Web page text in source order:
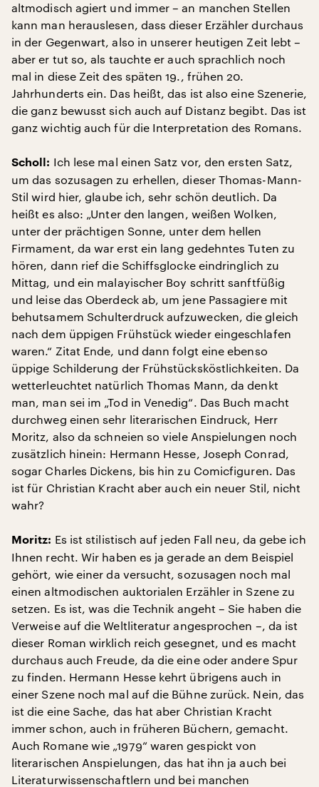
altmodisch agiert und immer – an manchen Stellen
kann man herauslesen, dass dieser Erzähler durchaus
in der Gegenwart, also in unserer heutigen Zeit lebt –
aber er tut so, als tauchte er auch sprachlich noch
mal in diese Zeit des späten 19., frühen 20.
Jahrhunderts ein. Das heißt, das ist also eine Szenerie,
die ganz bewusst sich auch auf Distanz begibt. Das ist
ganz wichtig auch für die Interpretation des Romans.
Scholl: Ich lese mal einen Satz vor, den ersten Satz,
um das sozusagen zu erhellen, dieser Thomas-Mann-
Stil wird hier, glaube ich, sehr schön deutlich. Da
heißt es also: „Unter den langen, weißen Wolken,
unter der prächtigen Sonne, unter dem hellen
Firmament, da war erst ein lang gedehntes Tuten zu
hören, dann rief die Schiffsglocke eindringlich zu
Mittag, und ein malayischer Boy schritt sanftfüßig
und leise das Oberdeck ab, um jene Passagiere mit
behutsamem Schulterdruck aufzuwecken, die gleich
nach dem üppigen Frühstück wieder eingeschlafen
waren.“ Zitat Ende, und dann folgt eine ebenso
üppige Schilderung der Frühstücksköstlichkeiten. Da
wetterleuchtet natürlich Thomas Mann, da denkt
man, man sei im „Tod in Venedig“. Das Buch macht
durchweg einen sehr literarischen Eindruck, Herr
Moritz, also da schneien so viele Anspielungen noch
zusätzlich hinein: Hermann Hesse, Joseph Conrad,
sogar Charles Dickens, bis hin zu Comicfiguren. Das
ist für Christian Kracht aber auch ein neuer Stil, nicht
wahr?
Moritz: Es ist stilistisch auf jeden Fall neu, da gebe ich
Ihnen recht. Wir haben es ja gerade an dem Beispiel
gehört, wie einer da versucht, sozusagen noch mal
einen altmodischen auktorialen Erzähler in Szene zu
setzen. Es ist, was die Technik angeht – Sie haben die
Verweise auf die Weltliteratur angesprochen –, da ist
dieser Roman wirklich reich gesegnet, und es macht
durchaus auch Freude, da die eine oder andere Spur
zu finden. Hermann Hesse kehrt übrigens auch in
einer Szene noch mal auf die Bühne zurück. Nein, das
ist die eine Sache, das hat aber Christian Kracht
immer schon, auch in früheren Büchern, gemacht.
Auch Romane wie „1979“ waren gespickt von
literarischen Anspielungen, das hat ihn ja auch bei
Literaturwissenschaftlern und bei manchen